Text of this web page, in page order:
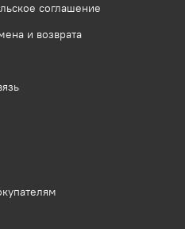
соглашение
и возврата